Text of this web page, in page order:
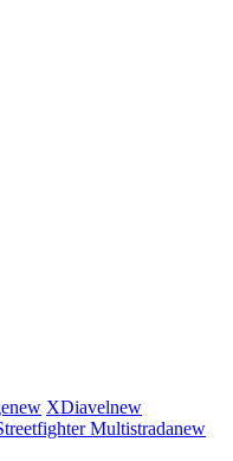
new XDiavelnew
Multistradanew